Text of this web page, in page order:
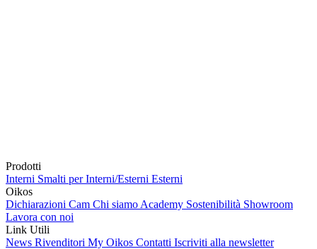
Prodotti
Interni Smalti per Interni/Esterni Esterni
Oikos
Dichiarazioni Cam Chi siamo Academy Sostenibilità Showroom
Lavora con noi
Link Utili
News Rivenditori My Oikos Contatti Iscriviti alla newsletter